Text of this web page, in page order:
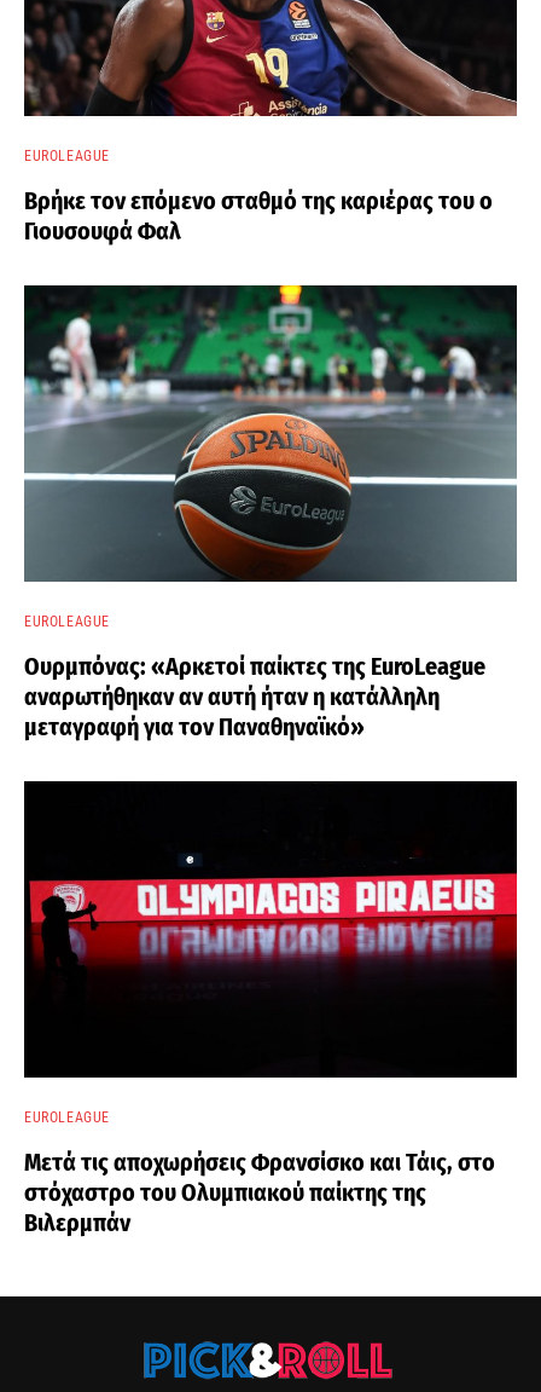
EUROLEAGUE
Βρήκε τον επόμενο σταθμό της καριέρας του ο
Γιουσουφά Φαλ
EUROLEAGUE
Ουρμπόνας: «Αρκετοί παίκτες της EuroLeague
αναρωτήθηκαν αν αυτή ήταν η κατάλληλη
μεταγραφή για τον Παναθηναϊκό»
EUROLEAGUE
Μετά τις αποχωρήσεις Φρανσίσκο και Τάις, στο
στόχαστρο του Ολυμπιακού παίκτης της
Βιλερμπάν